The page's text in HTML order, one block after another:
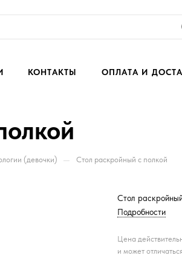
КОНТАКТЫ ОПЛАТА И
(девочки) — Стол раскройный с полкой
Стол
Подробности
Цена
и может